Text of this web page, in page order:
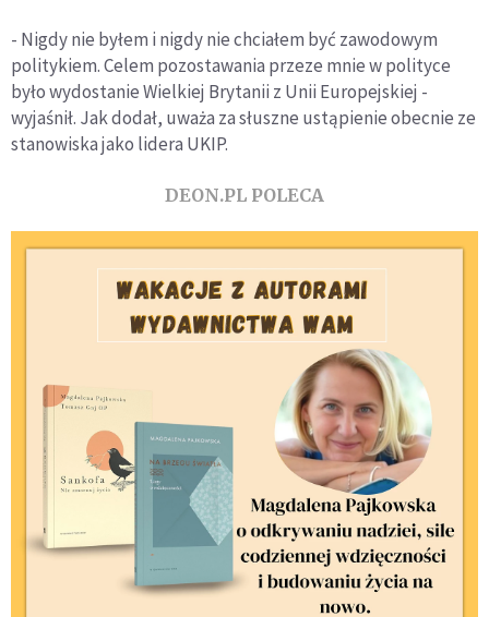
- Nigdy nie byłem i nigdy nie chciałem być zawodowym
politykiem. Celem pozostawania przeze mnie w polityce
było wydostanie Wielkiej Brytanii z Unii Europejskiej -
wyjaśnił. Jak dodał, uważa za słuszne ustąpienie obecnie ze
stanowiska jako lidera UKIP.
DEON.PL POLECA